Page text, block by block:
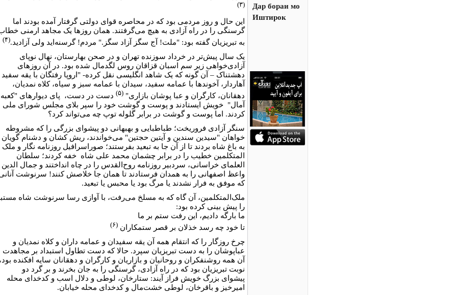
Дар бораи мо
Иштирок
(۳)
این حال و روز مردمی بود که در محاصره قوای دولتی گرفتار آمده بودند اما
گرسنگی را در راه آزادی به هیچ می‌گرفتند. همان روزها یک مجاهد ارمنی
به تبریزیان گفته بود: "ملت! آج سگز آزاد سگز." مردم! گرسنه‌اید ولی آزادید.(۴)
یک سال پیش‌تر در خرداد سوزنده تهران و در صحن بهارستان، نهال نوپای
آزادی‌خواهی زیر سم اسبان قزاقان روس لگدمال شده بود. در آن روزهای
دهشتناک – آن گونه که یک شاهد انگلیسی نقل کرده- "اروپا رفتگان با یقه سفید
آهاردار، آخوندها با عمامه سفید، سیدان با عمامه سبز و سیاه، کلاه نمدیان،
دهقانان، کارگران و عبا پوشان بازاری" (۵)
دست در دست، پای دیوارهای "کعبه
آمال" خویش ایستادند و پوست و گوشت خود را سپر بلای مجلس شورای ملی
کردند. اما پوست و گوشت در برابر گلوله توپ چه می‌تواند کرد؟
سنگر آزادی فروریخت؛ طباطبایی و بهبهانی دو پیشوای بزرگی را که مشروطه
خواهان "سیدین سندین و آیتین حجتین" می‌خواندند، ریش کشان و دشنام گویان
به باغ شاه بردند تا از آن جا به تبعید بفرستند؛ صوراسرافیل روزنامه نگار و ملک
المتکلمین خطیب را در برابر چشمان محمد علی شاه خفه کردند؛ سلطان
العلمای خراسانی، سردبیر روزنامه روح‌القدس را در چاه انداختند و جمال الدین
واعظ اصفهانی را به همدان فرستادند تا همان جا خلاصش کنند! سرنوشت
که موفق به فرار نشدند یا مرگ بود یا محبس یا تبعید.
ملک‌المتکلمین، آن گاه که به مسلخ می‌رفت، با آوازی رسا سرنوشت شاه
را پیش بینی کرده بود:
ما بارگه دادیم، این رفت ستم بر ما
تا خود چه رسد خذلان بر قصر ستمکاران (۶)
چرخ روزگار را که انتقام همه آن یقه سفیدان و عمامه داران و کلاه نمدیان و
عباپوشان را به دست تبریزیان سپرد. حالا که دست تطاول استبداد بر مجاهدت
آن همه روشنفکران و روحانیان و بازاریان و کارگران و دهقانان سایه افکنده
نوبت تبریزیان بود که در راه آزادی، گرسنگی را به جان بخرند و بر گرد دو
پیشوای بزرگ خویش فراز آیند: ستارخان، لوطی و دلال اسب و کدخدای محله
امیرخیز و باقرخان، لوطی خشت‌مال و کدخدای محله خیابان.